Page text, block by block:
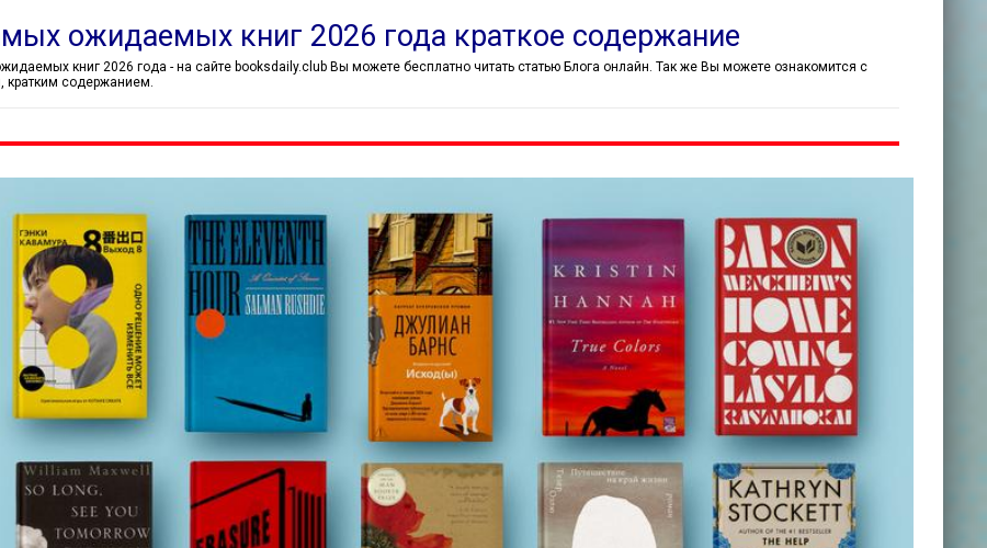
ожидаемых книг 2026 года краткое содержание
booksdaily.club Вы можете бесплатно читать статью Блога онлайн. Так же Вы можете ознакомится с
кратким содержанием.